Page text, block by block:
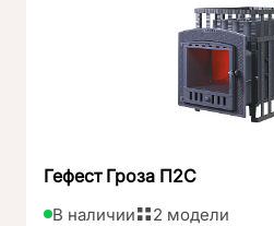
Гефест Гроза П2С
В наличии 2 модели